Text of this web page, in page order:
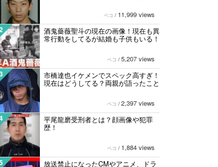
ペコ / 11,999 views
酒鬼薔薇聖斗の現在の画像！現在も異
常行動をしてるが結婚も子供もいる！
ペコ / 5,207 views
市橋達也イケメンでスペック高すぎ！
現在はどうしてる？両親が語ったこと
ペコ / 2,397 views
平尾龍磨受刑者とは？顔画像や犯罪
歴！
ペコ / 1,884 views
放送禁止になったCMやアニメ、ドラ